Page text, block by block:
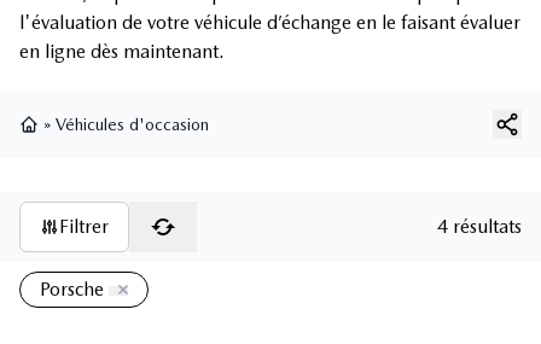
l'évaluation de votre véhicule d’échange en le faisant évaluer
en ligne dès maintenant.
» Véhicules d'occasion
Filtrer 4 résultats
Porsche